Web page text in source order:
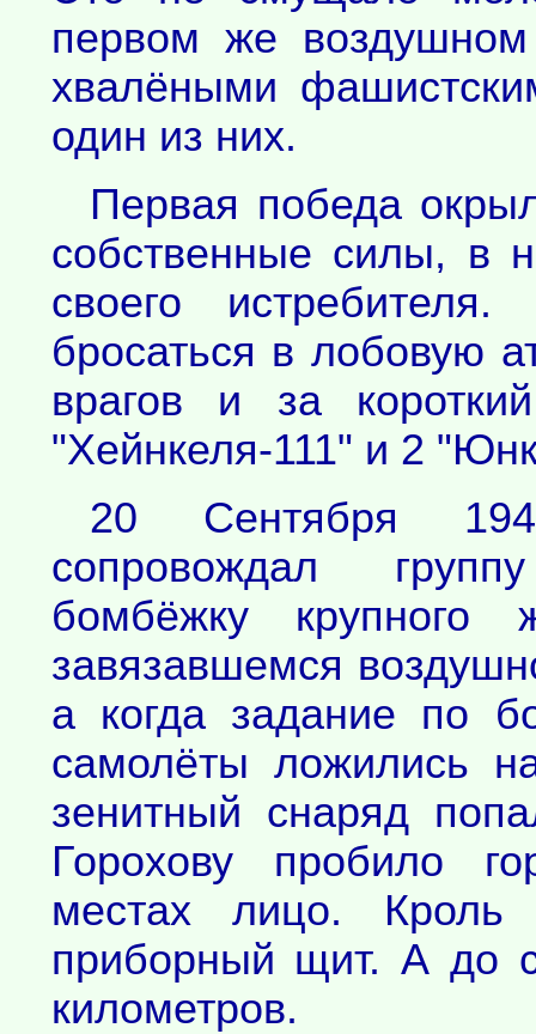
первом же
хвалёными
один из них.
Первая победа
собственные силы, в
своего
бросаться в лобовую
врагов и за
"Хейнкеля-111" и 2
20 Сентября
сопровождал
бомбёжку крупного
завязавшемся
а когда задание по
самолёты ложились
зенитный снаряд
Горохову пробило
местах лицо. Кроль
приборный щит. А до
километров.